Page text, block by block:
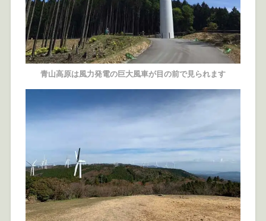
青山高原は風力発電の巨大風車が目の前で見られます